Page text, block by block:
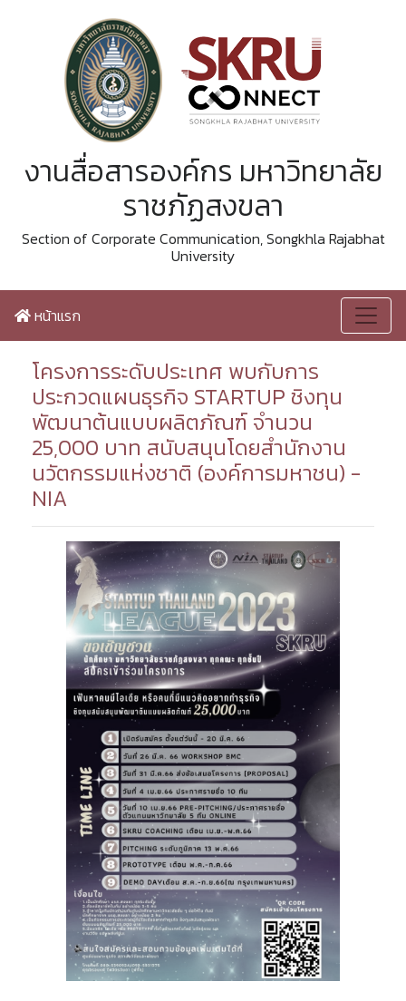
งานสื่อสารองค์กร มหาวิทยาลัย
ราชภัฏสงขลา
Section of Corporate Communication, Songkhla Rajabhat
University
หน้าแรก
โครงการระดับประเทศ พบกับการ
ประกวดแผนธุรกิจ STARTUP ชิงทุน
พัฒนาต้นแบบผลิตภัณฑ์ จำนวน
25,000 บาท สนับสนุนโดยสำนักงาน
นวัตกรรมแห่งชาติ (องค์การมหาชน) -
NIA